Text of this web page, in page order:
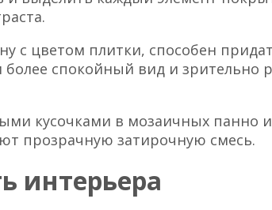
с цветом плитки, способен
спокойный вид и зрительно
кусочками в мозаичных панно
прозрачную затирочную смесь.
интерьера